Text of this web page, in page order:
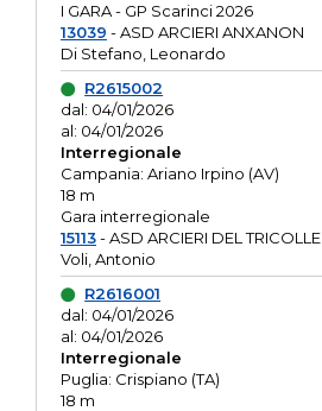
I GARA - GP Scarinci 2026
13039 - ASD ARCIERI ANXANON
Di Stefano, Leonardo
R2615002
dal: 04/01/2026
al: 04/01/2026
Interregionale
Campania: Ariano Irpino (AV)
18 m
Gara interregionale
15113- ASD ARCIERI DEL TRICOLLE
Voli, Antonio
R2616001
dal: 04/01/2026
al: 04/01/2026
Interregionale
Puglia: Crispiano (TA)
18 m